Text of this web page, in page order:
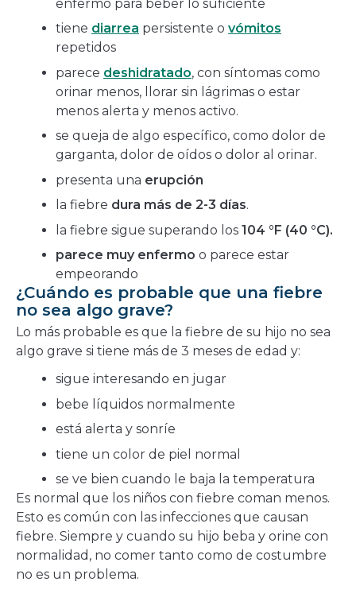
enfermo para beber lo suficiente
tiene diarrea persistente o vómitos
repetidos
parece deshidratado, con síntomas como
orinar menos, llorar sin lágrimas o estar
menos alerta y menos activo.
se queja de algo específico, como dolor de
garganta, dolor de oídos o dolor al orinar.
presenta una erupción
la fiebre dura más de 2-3 días.
la fiebre sigue superando los 104 °F (40 °C).
parece muy enfermo o parece estar
empeorando
¿Cuándo es probable que una fiebre
no sea algo grave?
Lo más probable es que la fiebre de su hijo no sea
algo grave si tiene más de 3 meses de edad y:
sigue interesando en jugar
bebe líquidos normalmente
está alerta y sonríe
tiene un color de piel normal
se ve bien cuando le baja la temperatura
Es normal que los niños con fiebre coman menos.
Esto es común con las infecciones que causan
fiebre. Siempre y cuando su hijo beba y orine con
normalidad, no comer tanto como de costumbre
no es un problema.